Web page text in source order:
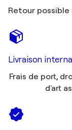
Retour possible
Livraison
Frais de port,
d'art